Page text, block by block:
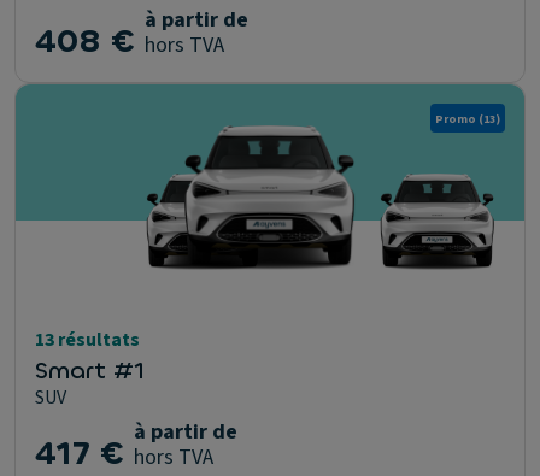
408 € à partir de
hors TVA
Promo (13)
13 résultats
Smart #1
SUV
417 € à partir de
hors TVA